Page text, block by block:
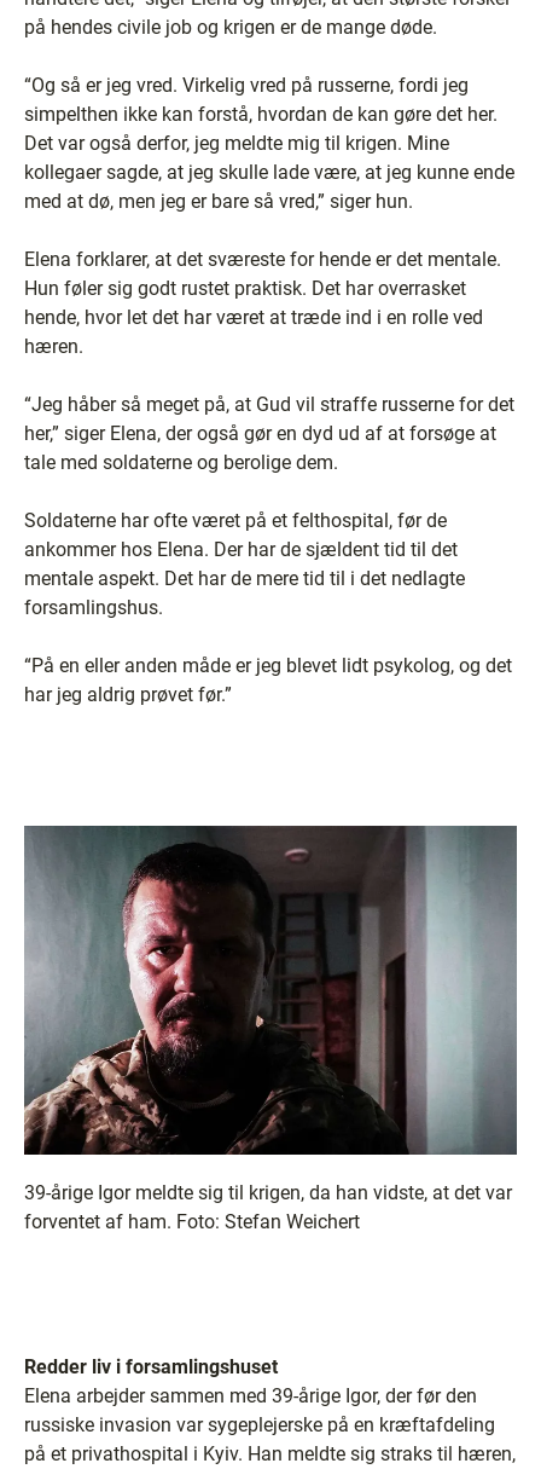
på hendes civile job og krigen er de mange døde.
“Og så er jeg vred. Virkelig vred på russerne, fordi jeg
simpelthen ikke kan forstå, hvordan de kan gøre det her.
Det var også derfor, jeg meldte mig til krigen. Mine
kollegaer sagde, at jeg skulle lade være, at jeg kunne ende
med at dø, men jeg er bare så vred,” siger hun.
Elena forklarer, at det sværeste for hende er det mentale.
Hun føler sig godt rustet praktisk. Det har overrasket
hende, hvor let det har været at træde ind i en rolle ved
hæren.
“Jeg håber så meget på, at Gud vil straffe russerne for det
her,” siger Elena, der også gør en dyd ud af at forsøge at
tale med soldaterne og berolige dem.
Soldaterne har ofte været på et felthospital, før de
ankommer hos Elena. Der har de sjældent tid til det
mentale aspekt. Det har de mere tid til i det nedlagte
forsamlingshus.
“På en eller anden måde er jeg blevet lidt psykolog, og det
har jeg aldrig prøvet før.”
39-årige Igor meldte sig til krigen, da han vidste, at det var
forventet af ham. Foto: Stefan Weichert
Redder liv i forsamlingshuset
Elena arbejder sammen med 39-årige Igor, der før den
russiske invasion var sygeplejerske på en kræftafdeling
på et privathospital i Kyiv. Han meldte sig straks til hæren,